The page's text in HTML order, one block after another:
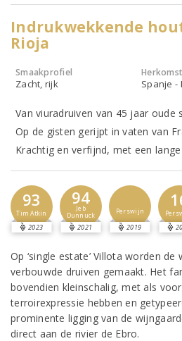
Indrukwekkende
Rioja
Smaakprofiel
Zacht, rijk
Herkomst
Spanje -
Van viuradruiven van 45 jaar oude
Op de gisten gerijpt in vaten van
Krachtig en verfijnd, met een
93
Tim Atkin
2023
94
Jeb
Dunnuck
2021
Perswijn
2019
Op ‘single estate’ Villota worden
verbouwde druiven gemaakt. Het
bovendien kleinschalig, met als
terroirexpressie hebben en
prominente ligging van de
direct aan de rivier de Ebro.